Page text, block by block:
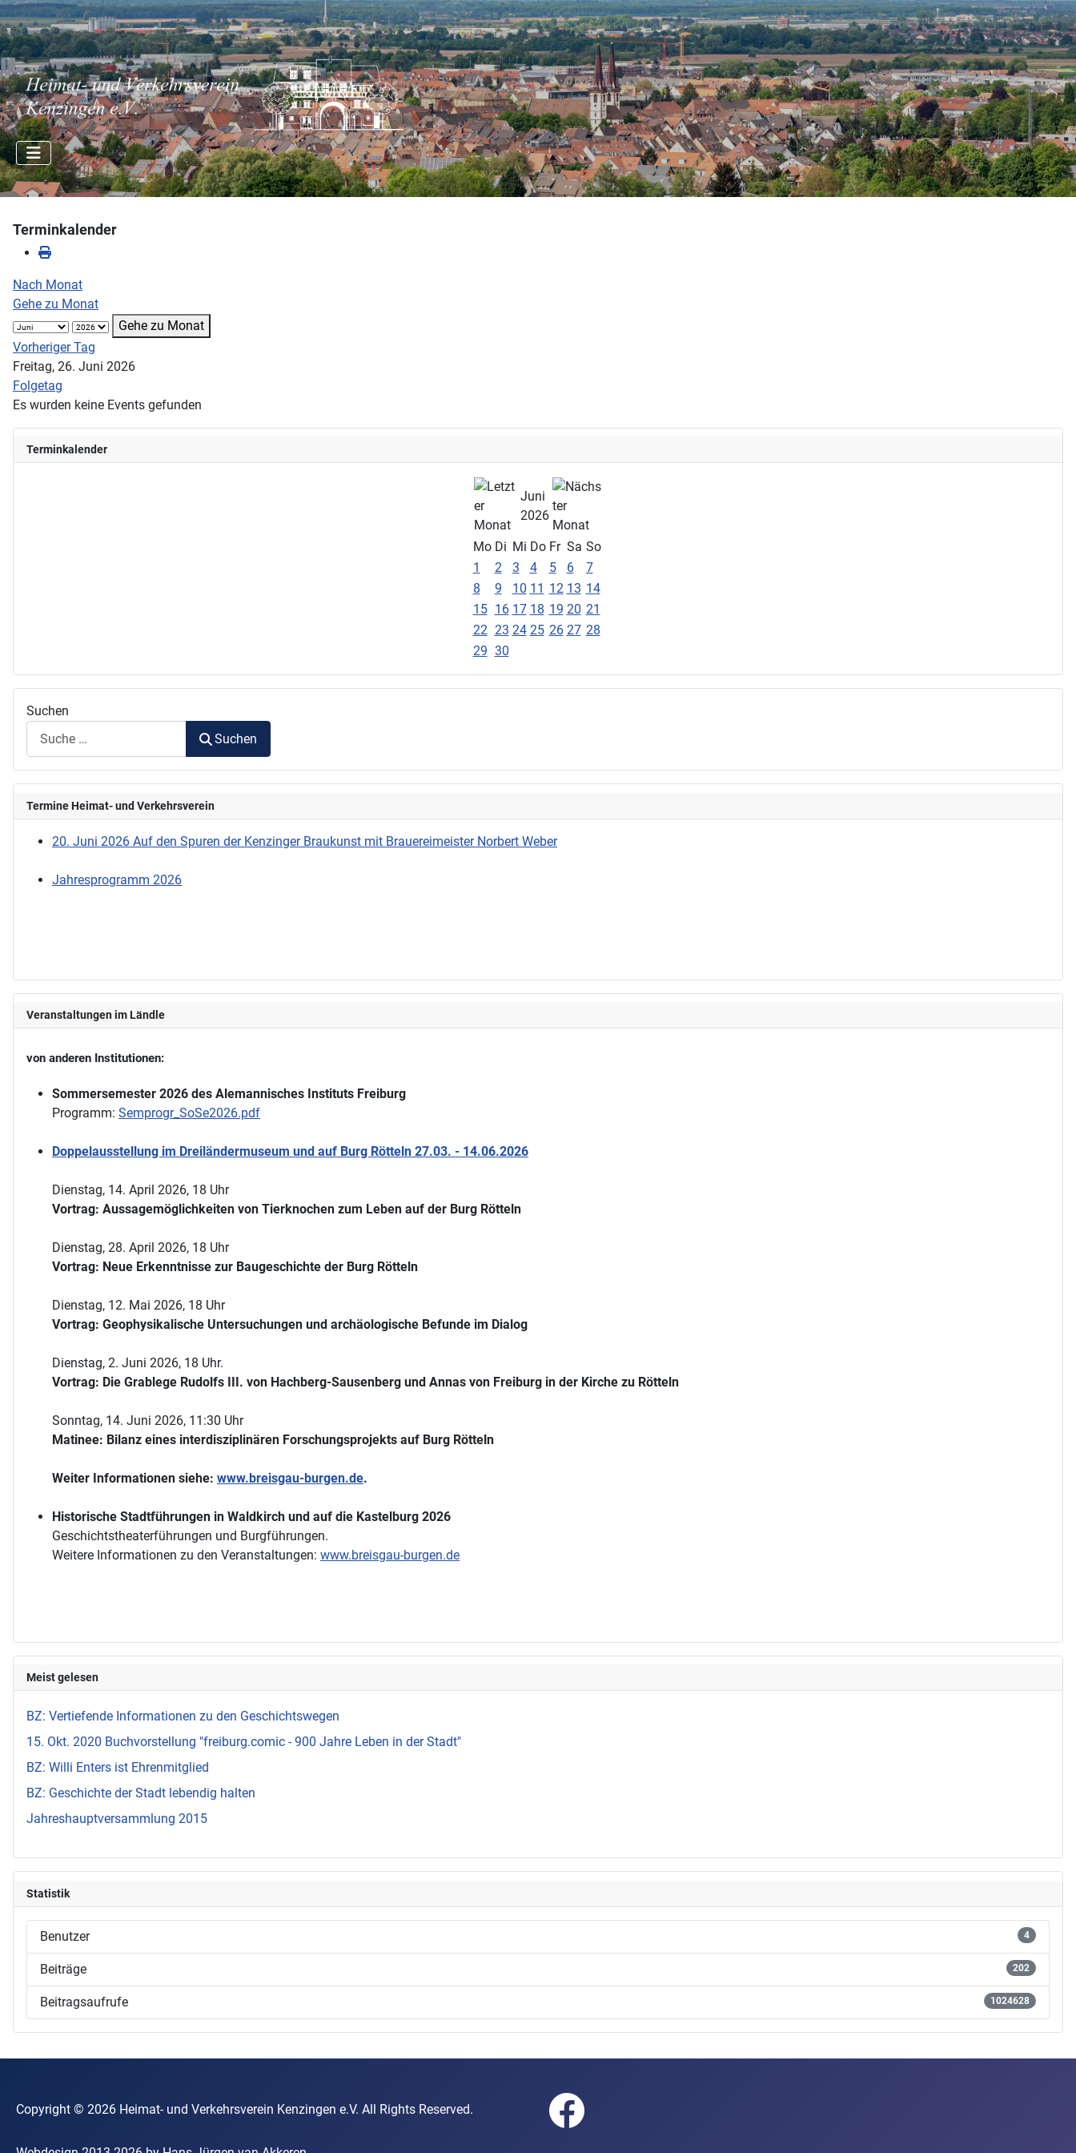
Terminkalender
Juni
2026
Mo Di Mi Do Fr Sa So
1
2 3 4 5 6
7
8
9 10 11 12 13 14
15 16 17 18 19 20 21
22 23 24 25 26 27 28
29 30
Suchen
Suchen
Termine Heimat- und Verkehrsverein
20. Juni 2026 Auf den Spuren der Kenzinger Braukunst mit Brauereimeister Norbert Weber
Jahresprogramm 2026
Veranstaltungen im Ländle
von anderen Institutionen:
Sommersemester 2026 des Alemannisches Instituts Freiburg
Programm: Semprogr_SoSe2026.pdf
Doppelausstellung im Dreiländermuseum und auf Burg Rötteln 27.03. - 14.06.2026
Dienstag, 14. April 2026, 18 Uhr
Vortrag: Aussagemöglichkeiten von Tierknochen zum Leben auf der Burg Rötteln
Dienstag, 28. April 2026, 18 Uhr
Vortrag: Neue Erkenntnisse zur Baugeschichte der Burg Rötteln
Dienstag, 12. Mai 2026, 18 Uhr
Vortrag: Geophysikalische Untersuchungen und archäologische Befunde im Dialog
Dienstag, 2. Juni 2026, 18 Uhr.
Vortrag: Die Grablege Rudolfs III. von Hachberg-Sausenberg und Annas von Freiburg in der Kirche zu Rötteln
Sonntag, 14. Juni 2026, 11:30 Uhr
Matinee: Bilanz eines interdisziplinären Forschungsprojekts auf Burg Rötteln
Weiter Informationen siehe: www.breisgau-burgen.de.
Historische Stadtführungen in Waldkirch und auf die Kastelburg 2026
Geschichtstheaterführungen und Burgführungen.
Weitere Informationen zu den Veranstaltungen: www.breisgau-burgen.de
Meist gelesen
BZ: Vertiefende Informationen zu den Geschichtswegen
15. Okt. 2020 Buchvorstellung "freiburg.comic - 900 Jahre Leben in der Stadt"
BZ: Willi Enters ist Ehrenmitglied
BZ: Geschichte der Stadt lebendig halten
Jahreshauptversammlung 2015
Statistik
Benutzer 4
Beiträge 202
Beitragsaufrufe 1024628
Terminkalender
Nach Monat
Gehe zu Monat
Gehe zu Monat
Vorheriger Tag
Freitag, 26. Juni 2026
Folgetag
Es wurden keine Events gefunden
Copyright © 2026 Heimat- und Verkehrsverein Kenzingen e.V. All Rights Reserved.